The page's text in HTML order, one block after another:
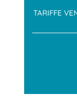
TARIFFE